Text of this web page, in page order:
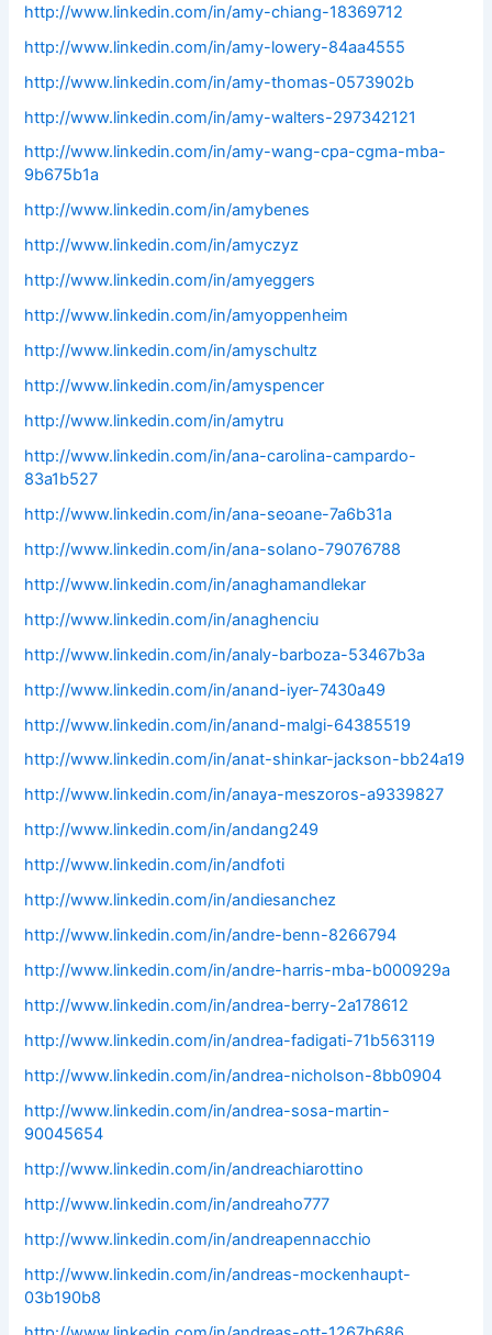
http://www.linkedin.com/in/amy-chiang-18369712
http://www.linkedin.com/in/amy-lowery-84aa4555
http://www.linkedin.com/in/amy-thomas-0573902b
http://www.linkedin.com/in/amy-walters-297342121
http://www.linkedin.com/in/amy-wang-cpa-cgma-mba-
9b675b1a
http://www.linkedin.com/in/amybenes
http://www.linkedin.com/in/amyczyz
http://www.linkedin.com/in/amyeggers
http://www.linkedin.com/in/amyoppenheim
http://www.linkedin.com/in/amyschultz
http://www.linkedin.com/in/amyspencer
http://www.linkedin.com/in/amytru
http://www.linkedin.com/in/ana-carolina-campardo-
83a1b527
http://www.linkedin.com/in/ana-seoane-7a6b31a
http://www.linkedin.com/in/ana-solano-79076788
http://www.linkedin.com/in/anaghamandlekar
http://www.linkedin.com/in/anaghenciu
http://www.linkedin.com/in/analy-barboza-53467b3a
http://www.linkedin.com/in/anand-iyer-7430a49
http://www.linkedin.com/in/anand-malgi-64385519
http://www.linkedin.com/in/anat-shinkar-jackson-bb24a19
http://www.linkedin.com/in/anaya-meszoros-a9339827
http://www.linkedin.com/in/andang249
http://www.linkedin.com/in/andfoti
http://www.linkedin.com/in/andiesanchez
http://www.linkedin.com/in/andre-benn-8266794
http://www.linkedin.com/in/andre-harris-mba-b000929a
http://www.linkedin.com/in/andrea-berry-2a178612
http://www.linkedin.com/in/andrea-fadigati-71b563119
http://www.linkedin.com/in/andrea-nicholson-8bb0904
http://www.linkedin.com/in/andrea-sosa-martin-
90045654
http://www.linkedin.com/in/andreachiarottino
http://www.linkedin.com/in/andreaho777
http://www.linkedin.com/in/andreapennacchio
http://www.linkedin.com/in/andreas-mockenhaupt-
03b190b8